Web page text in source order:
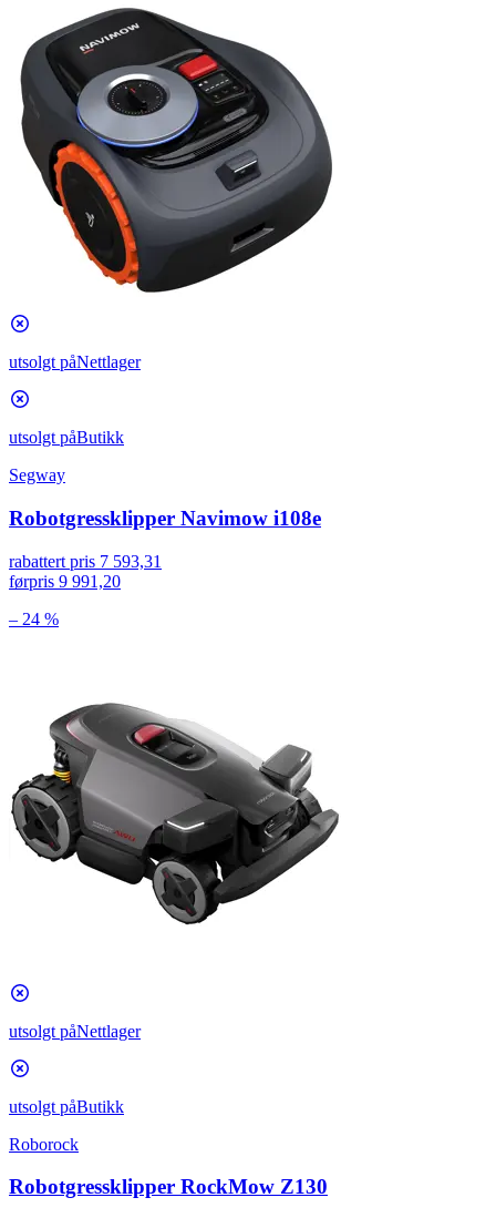
utsolgt påNettlager
utsolgt påButikk
Segway
Robotgressklipper Navimow i108e
rabattert pris 7 593,31
førpris 9 991,20
– 24 %
utsolgt påNettlager
utsolgt påButikk
Roborock
Robotgressklipper RockMow Z130